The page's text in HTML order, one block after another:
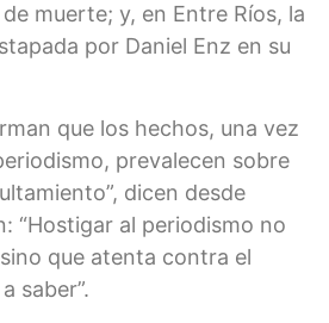
muerte; y, en Entre Ríos, la
por Daniel Enz en su
que los hechos, una vez
prevalecen sobre
dicen desde
“Hostigar al periodismo no
que atenta contra el
saber”.